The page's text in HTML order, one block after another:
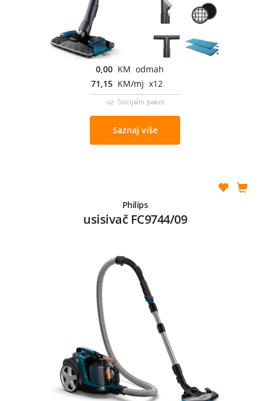
0,00 KM odmah
71,15 KM/mj x12
uz Socijalni paket
Saznaj više
Philips
usisivač FC9744/09